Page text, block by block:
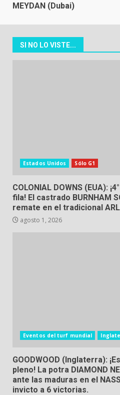
MEYDAN (Dubai)
SI NO LO VISTE...
Estados Unidos Sólo G1
COLONIAL DOWNS (EUA):
fila! El castrado BURNHAM
remate en el tradicional
agosto 1, 2026
Eventos del turf mundial
GOODWOOD (Inglaterra):
pleno! La potra DIAMOND
ante las maduras en el
invicto a 6 victorias.